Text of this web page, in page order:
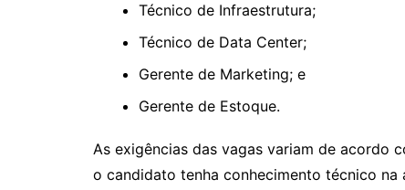
Técnico de Infraestrutura;
Técnico de Data Center;
Gerente de Marketing; e
Gerente de Estoque.
As exigências das vagas variam de acordo
o candidato tenha conhecimento técnico